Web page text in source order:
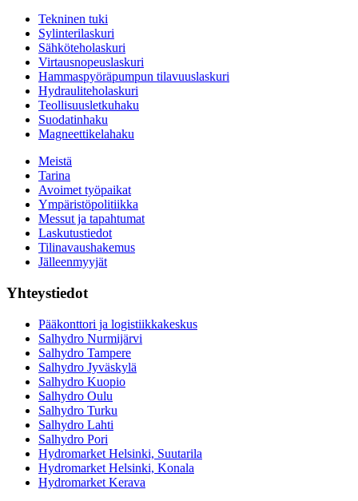
Tekninen tuki
Sylinterilaskuri
Sähköteholaskuri
Virtausnopeuslaskuri
Hammaspyöräpumpun tilavuuslaskuri
Hydrauliteholaskuri
Teollisuusletkuhaku
Suodatinhaku
Magneettikelahaku
Meistä
Tarina
Avoimet työpaikat
Ympäristöpolitiikka
Messut ja tapahtumat
Laskutustiedot
Tilinavaushakemus
Jälleenmyyjät
Yhteystiedot
Pääkonttori ja logistiikkakeskus
Salhydro Nurmijärvi
Salhydro Tampere
Salhydro Jyväskylä
Salhydro Kuopio
Salhydro Oulu
Salhydro Turku
Salhydro Lahti
Salhydro Pori
Hydromarket Helsinki, Suutarila
Hydromarket Helsinki, Konala
Hydromarket Kerava